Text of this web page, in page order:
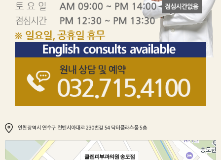
인천광역시 연수구 컨벤시아대로 230번길 54 닥터플러스몰 5층
클렌피부과의원 송도점